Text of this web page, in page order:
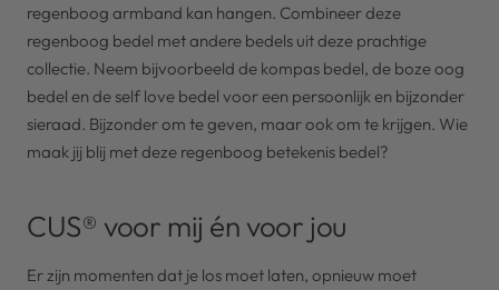
regenboog armband kan hangen. Combineer deze
regenboog bedel met andere bedels uit deze prachtige
collectie. Neem bijvoorbeeld de kompas bedel, de boze oog
bedel en de self love bedel voor een persoonlijk en bijzonder
sieraad. Bijzonder om te geven, maar ook om te krijgen. Wie
maak jij blij met deze regenboog betekenis bedel?
CUS® voor mij én voor jou
Er zijn momenten dat je los moet laten, opnieuw moet